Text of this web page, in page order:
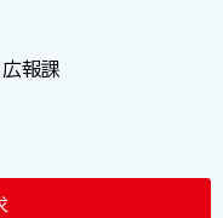
報課